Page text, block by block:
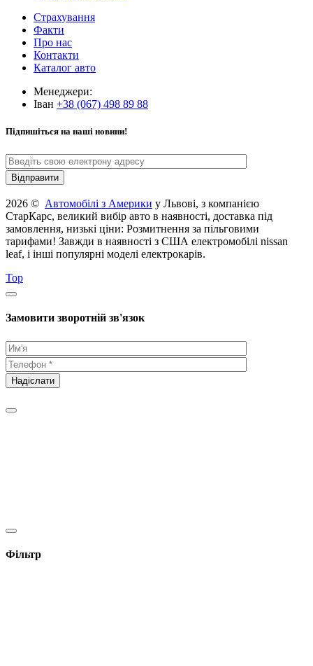
Страхування
Факти
Про нас
Контакти
Каталог авто
Менеджери:
Іван +38 (067) 498 89 88
Підпишіться на наші новини!
2026 © Автомобілі з Америки у Львові, з компанією
СтарКарс, великий вибір авто в наявності, доставка під
замовлення, низькі ціни: Розмитнення за пільговими
тарифами! Завжди в наявності з США електромобілі nissan
leaf, і інші популярні моделі електрокарів.
Top
Замовити зворотній зв'язок
Фільтр